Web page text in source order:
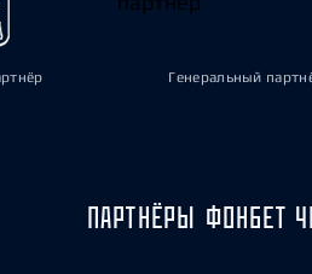
Генеральный
ПАРТНЁРЫ ФОНБЕТ